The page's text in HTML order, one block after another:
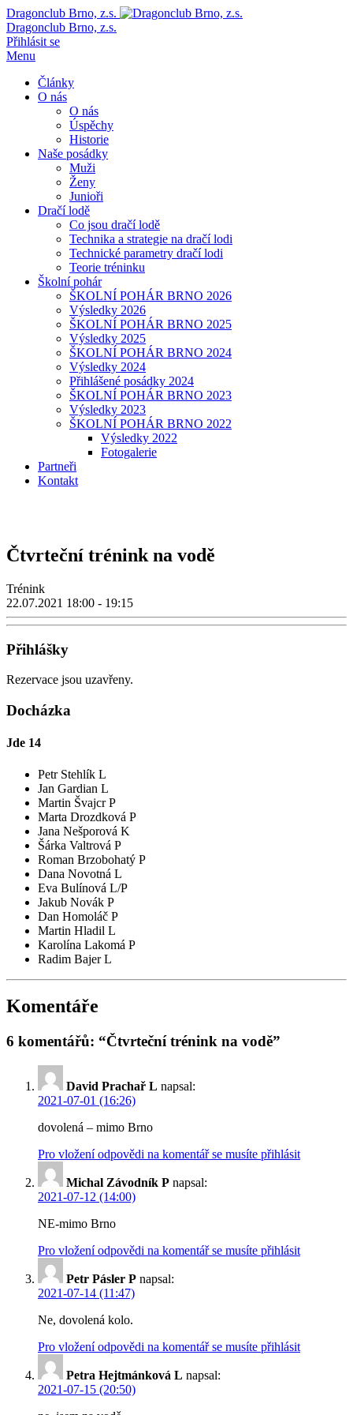
Dragonclub Brno, z.s.
Dragonclub Brno, z.s.
Přihlásit se
Menu
Články
O nás
O nás
Úspěchy
Historie
Naše posádky
Muži
Ženy
Junioři
Dračí lodě
Co jsou dračí lodě
Technika a strategie na dračí lodi
Technické parametry dračí lodi
Teorie tréninku
Školní pohár
ŠKOLNÍ POHÁR BRNO 2026
Výsledky 2026
ŠKOLNÍ POHÁR BRNO 2025
Výsledky 2025
ŠKOLNÍ POHÁR BRNO 2024
Výsledky 2024
Přihlášené posádky 2024
ŠKOLNÍ POHÁR BRNO 2023
Výsledky 2023
ŠKOLNÍ POHÁR BRNO 2022
Výsledky 2022
Fotogalerie
Partneři
Kontakt
Čtvrteční trénink na vodě
Trénink
22.07.2021 18:00 - 19:15
Přihlášky
Rezervace jsou uzavřeny.
Docházka
Jde 14
Petr Stehlík L
Jan Gardian L
Martin Švajcr P
Marta Drozdková P
Jana Nešporová K
Šárka Valtrová P
Roman Brzobohatý P
Dana Novotná L
Eva Bulínová L/P
Jakub Novák P
Dan Homoláč P
Martin Hladil L
Karolína Lakomá P
Radim Bajer L
Komentáře
6 komentářů: “Čtvrteční trénink na vodě”
David Prachař L napsal:
2021-07-01 (16:26)
dovolená – mimo Brno
Pro vložení odpovědi na komentář se musíte přihlásit
Michal Závodník P napsal:
2021-07-12 (14:00)
NE-mimo Brno
Pro vložení odpovědi na komentář se musíte přihlásit
Petr Pásler P napsal:
2021-07-14 (11:47)
Ne, dovolená kolo.
Pro vložení odpovědi na komentář se musíte přihlásit
Petra Hejtmánková L napsal:
2021-07-15 (20:50)